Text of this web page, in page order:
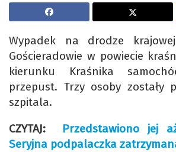
Wypadek na drodze
Gościeradowie w powiecie
kierunku Kraśnika
przepust. Trzy osoby zostały
szpitala.
CZYTAJ: Przedstawiono jej
Seryjna podpalaczka